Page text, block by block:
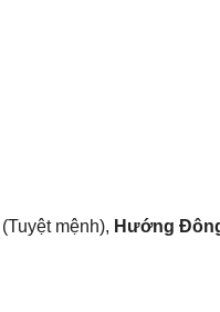
(Tuyệt mệnh), Hướng